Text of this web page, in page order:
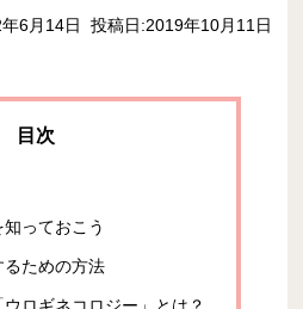
6月14日 投稿日:2019年10月11日
っておこう
るための方法